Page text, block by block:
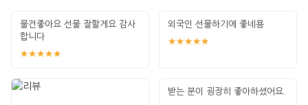
물건좋아요 선물 잘할게요 감사
합니다
★★★★★
외국인 선물하기에 좋네용
★★★★★
받는 분이 굉장히 좋아하셨어요.